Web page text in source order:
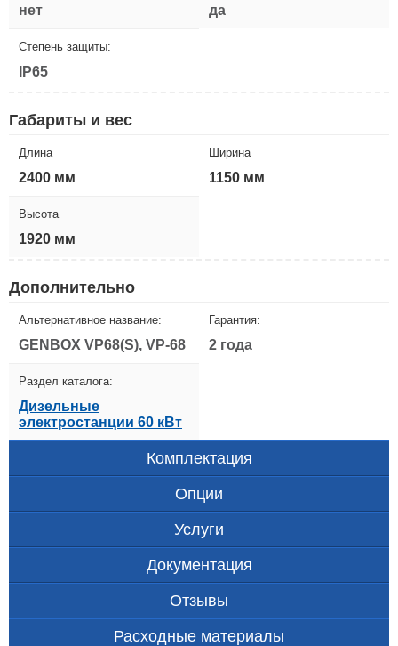
нет да
Степень защиты:
IP65
Габариты и вес
Длина
2400 мм
Ширина
1150 мм
Высота
1920 мм
Дополнительно
Альтернативное название:
GENBOX VP68(S), VP-68
Гарантия:
2 года
Раздел каталога:
Дизельные
электростанции 60 кВт
Комплектация
Опции
Услуги
Документация
Отзывы
Расходные материалы